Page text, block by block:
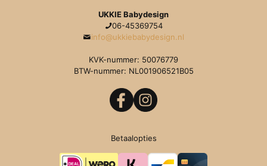
UKKIE Babydesign
06-45369754
info@ukkiebabydesign.nl
KVK-nummer: 50076779
BTW-nummer: NL001906521B05
Betaalopties